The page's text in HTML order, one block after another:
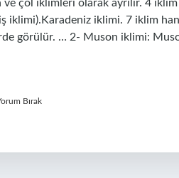
çöl iklimleri olarak ayrılır. 4
iklimi).Karadeniz iklimi. 7 iklim
görülür. … 2- Muson iklimi:
Bırak